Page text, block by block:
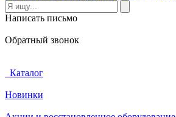
Написать письмо
Обратный звонок
Каталог
Новинки